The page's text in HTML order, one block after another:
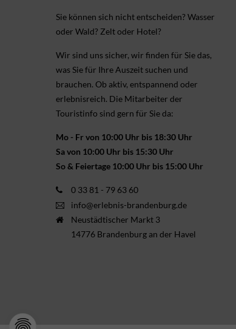
Sie können sich nicht ent­scheiden? Wasser
oder Wald? Zelt oder Hotel?
Wir sind uns sicher, wir finden für Sie das,
was Sie für Ihre Aus­zeit suchen und
brauchen. Ob aktiv, ent­spannend oder
erlebnis­reich. Die Mitarbeiter der
Touristinfo sind gern für Sie da:
Mo - Fr von 10:00 Uhr bis 18:30 Uhr
Sa von 10:00 Uhr bis 15:30 Uhr
So & Feiertage 10:00 Uhr bis 15:00 Uhr
0 33 81 - 79 63 60
info@erlebnis-brandenburg.de
Neustädtischer Markt 3
14776 Brandenburg an der Havel